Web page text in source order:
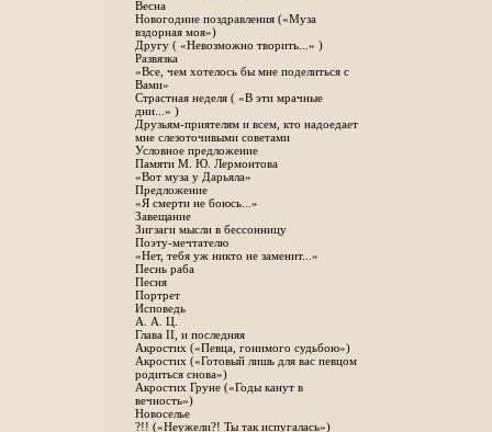
Весна
Новогодние поздравления («Муза
вздорная моя»)
Другу ( «Невозможно творить...» )
Развязка
«Все, чем хотелось бы мне поделиться с
Вами»
Страстная неделя ( «В эти мрачные
дни...» )
Друзьям-приятелям и всем, кто надоедает
мне слезоточивыми советами
Условное предложение
Памяти М. Ю. Лермонтова
«Вот муза у Дарьяла»
Предложение
«Я смерти не боюсь...»
Завещание
Зигзаги мысли в бессонницу
Поэту-мечтателю
«Нет, тебя уж никто не заменит...»
Песнь раба
Песня
Портрет
Исповедь
А. А. Ц.
Глава II, и последняя
Акростих («Певца, гонимого судьбою»)
Акростих («Готовый лишь для вас певцом
родиться снова»)
Акростих Груне («Годы канут в
вечность»)
Новоселье
?!! («Неужели?! Ты так испугалась»)